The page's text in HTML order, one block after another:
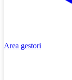
Area gestori